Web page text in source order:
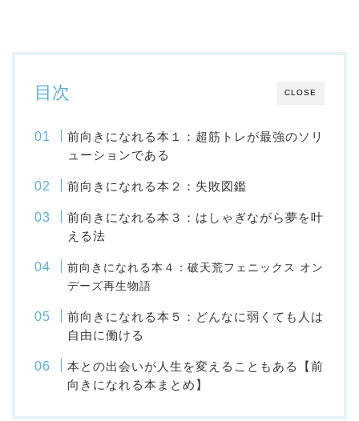
CLOSE
目次
前向きになれる本１：超筋トレが最強のソリ
ューションである
前向きになれる本２：失敗図鑑
前向きになれる本３：はしゃぎながら夢を叶
える法
前向きになれる本４：破天荒フェニックス オン
デーズ再生物語
前向きになれる本５：どんなに弱くても人は
自由に働ける
本との出会いが人生を変えることもある【前
向きになれる本まとめ】